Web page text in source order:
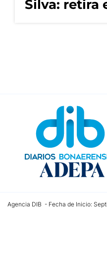
Silva: retira
Agencia DIB - Fecha de Inicio: